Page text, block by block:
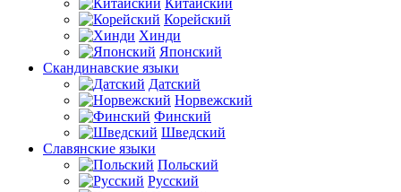
Корейский
Хинди
Японский
Скандинавские языки
Датский
Норвежский
Финский
Шведский
Славянские языки
Польский
Русский